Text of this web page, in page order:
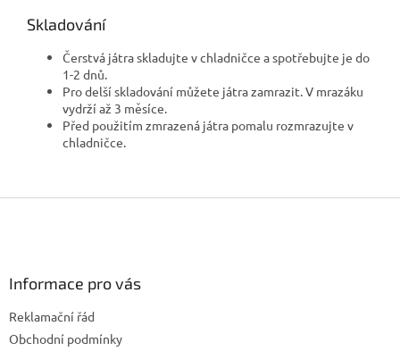
Skladování
Čerstvá játra skladujte v chladničce a spotřebujte je do
1-2 dnů.
Pro delší skladování můžete játra zamrazit. V mrazáku
vydrží až 3 měsíce.
Před použitím zmrazená játra pomalu rozmrazujte v
chladničce.
Informace pro vás
Reklamační řád
Obchodní podmínky